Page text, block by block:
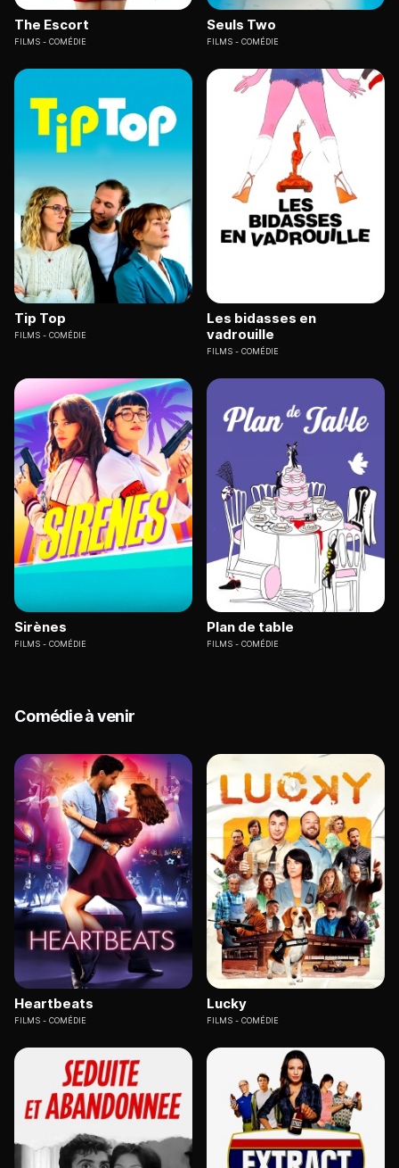
The Escort
FILMS COMÉDIE
Seuls Two
FILMS COMÉDIE
Tip Top
FILMS COMÉDIE
Les bidasses en
vadrouille
FILMS COMÉDIE
Sirènes
FILMS COMÉDIE
Plan de table
FILMS COMÉDIE
Comédie à venir
Heartbeats
FILMS COMÉDIE
Lucky
FILMS COMÉDIE